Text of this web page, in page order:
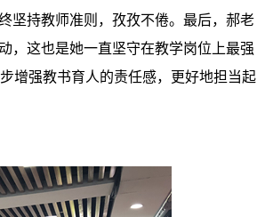
坚持教师准则，孜孜不倦。最后，郝老
，这也是她一直坚守在教学岗位上最强
增强教书育人的责任感，更好地担当起